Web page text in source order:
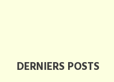
DERNIERS POSTS